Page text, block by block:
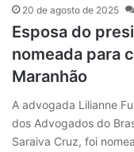
20 de agosto de 2025
Esposa do
nomeada para
Maranhão
A advogada Lilianne
dos Advogados do
Saraiva Cruz, foi